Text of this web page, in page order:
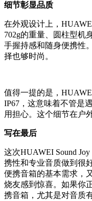
细节彰显品质
在外观设计上，
702g的重量、圆柱型机
手握持感和随身便携性
择也够时尚。
值得一提的是，
IP67，这意味着不管是
用担心。这个细节在户
写在最后
这次HUAWEI Sound
携性和专业音质做到很
便携音箱的基本需求，
烧友感到惊喜。如果你
携音箱，尤其是对音质